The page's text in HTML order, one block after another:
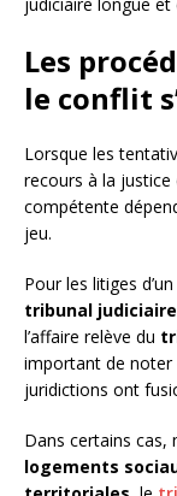
Les
le conflit
Lorsque les
recours à la justice
compétente
jeu.
Pour les litiges
tribunal judiciaire
l’affaire relève du
important de noter
juridictions ont
Dans certains
logements